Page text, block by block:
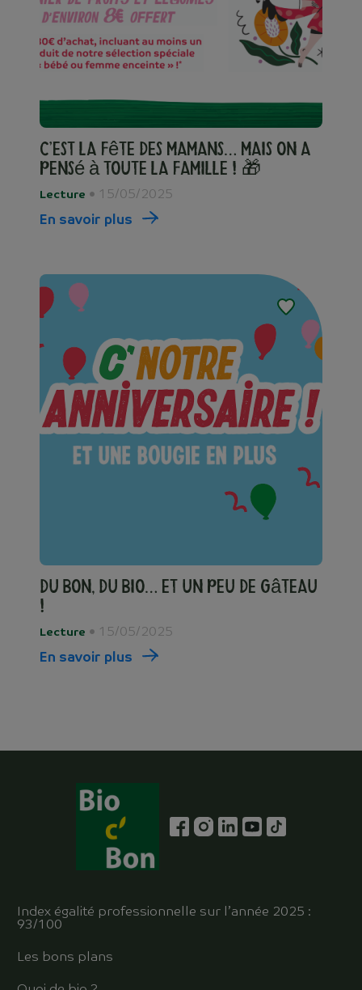
C’est la fête des mamans… mais on a
pensé à toute la famille ! 🎁
Lecture • 15/05/2025
En savoir plus
Du bon, du bio… et un peu de gâteau
!
Lecture • 15/05/2025
En savoir plus
Index égalité professionnelle sur l’année 2025 :
93/100
Les bons plans